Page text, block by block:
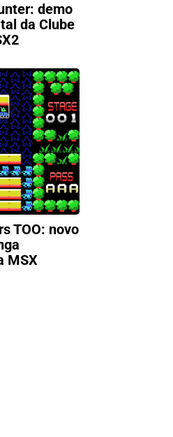
demo
da Clube
TOO: novo
MSX